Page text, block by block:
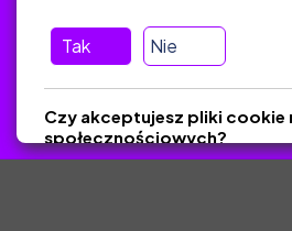
wiadomość nie trafiła do folderu SPAM)
Materiały chronione
Tak Nie
Czy akceptujesz pliki cookie
społecznościowych?